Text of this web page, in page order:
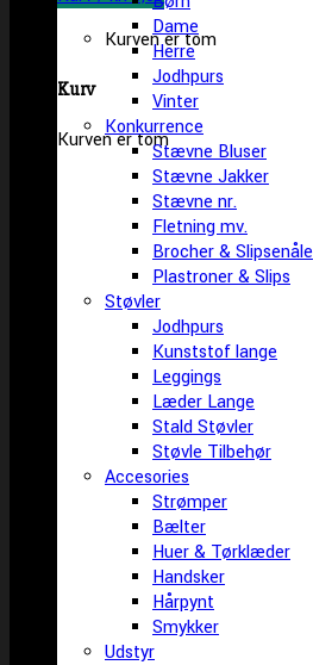
Kurven er tom
Kurv
Kurven er tom
Dame
Herre
Jodhpurs
Vinter
Konkurrence
Stævne Bluser
Stævne Jakker
Stævne nr.
Fletning mv.
Brocher & Slipsenåle
Plastroner & Slips
Støvler
Jodhpurs
Kunststof lange
Leggings
Læder Lange
Stald Støvler
Støvle Tilbehør
Accesories
Strømper
Bælter
Huer & Tørklæder
Handsker
Hårpynt
Smykker
Udstyr